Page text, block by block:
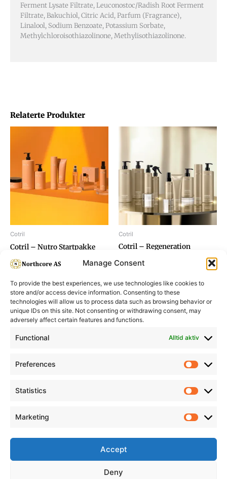
Manage Consent
To provide the best experiences, we use technologies like cookies to
store and/or access device information. Consenting to these
technologies will allow us to process data such as browsing behavior or
unique IDs on this site. Not consenting or withdrawing consent, may
adversely affect certain features and functions.
Functional Alltid aktiv
Preferences
Statistics
Marketing
Accept
Deny
Relaterte Produkter
Cotril
Cotril – Nutro Startpakke
Cotril
Cotril – Regeneration
Ferment Lysate Filtrate, Leuconostoc/Radish Root Ferment
Filtrate, Bakuchiol, Citric Acid, Parfum (Fragrance),
Linalool, Sodium Benzoate, Potassium Sorbate,
Methylchloroisothiazolinone, Methylisothiazolinone.
Informasjon